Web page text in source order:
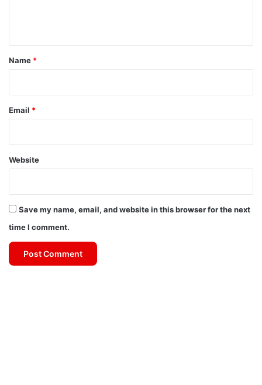
*
Name *
Email *
Website
Save my name, email, and website in this browser for the next
time I comment.